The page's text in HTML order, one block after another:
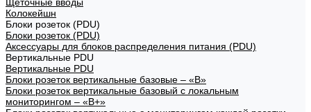
Колокейшн
Блоки розеток (PDU)
Блоки розеток (PDU)
Аксессуары для блоков распределения питания (PDU)
Вертикальные PDU
Вертикальные PDU
Блоки розеток вертикальные базовые – «В»
Блоки розеток вертикальные базовый с локальным
мониторингом – «В+»